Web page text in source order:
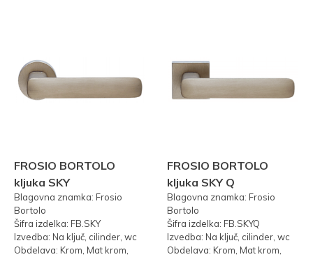
FROSIO BORTOLO
kljuka SKY
Blagovna znamka: Frosio
Bortolo
Šifra izdelka: FB.SKY
Izvedba: Na ključ, cilinder, wc
Obdelava: Krom, Mat krom,
FROSIO BORTOLO
kljuka SKY Q
Blagovna znamka: Frosio
Bortolo
Šifra izdelka: FB.SKYQ
Izvedba: Na ključ, cilinder, wc
Obdelava: Krom, Mat krom,